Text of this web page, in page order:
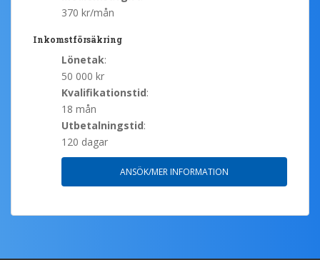
370 kr/mån
Inkomstförsäkring
Lönetak:
50 000 kr
Kvalifikationstid:
18 mån
Utbetalningstid:
120 dagar
ANSÖK/MER INFORMATION